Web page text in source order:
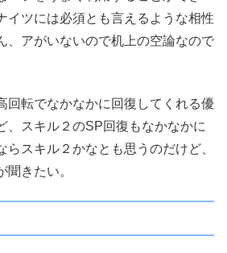
イツには必須とも言えるような相性
、アがいないので机上の空論なので
回転でなかなかに回復してくれる優
、スキル２のSP回復もなかなかに
らスキル２かなとも思うのだけど、
聞きたい。